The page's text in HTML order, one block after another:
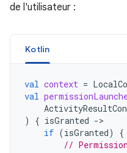
de l'utilisateur :
Kotlin
val context =
val
)
{ isGranted -
if (isGranted)
{
//